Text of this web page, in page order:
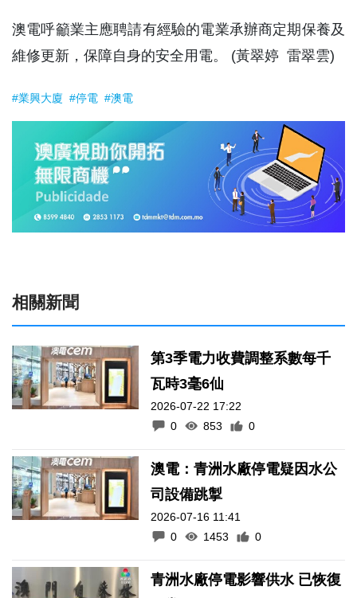
澳電呼籲業主應聘請有經驗的電業承辦商定期保養及
維修更新，保障自身的安全用電。 (黃翠婷 雷翠雲)
#業興大廈 #停電 #澳電
相關新聞
第3季電力收費調整系數每千
瓦時3毫6仙
2026-07-22 17:22
0
853 0
澳電：青洲水廠停電疑因水公
司設備跳掣
2026-07-16 11:41
0
1453 0
青洲水廠停電影響供水 已恢復